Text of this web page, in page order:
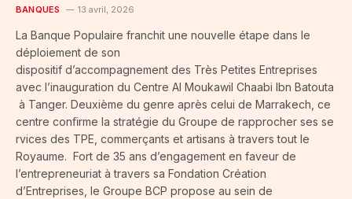
BANQUES 13 avril, 2026
La Banque Populaire franchit une nouvelle étape dans le
déploiement de son
dispositif d’accompagnement des Très Petites Entreprises
avec l’inauguration du Centre Al Moukawil Chaabi Ibn Batouta
à Tanger. Deuxième du genre après celui de Marrakech, ce
centre conﬁrme la stratégie du Groupe de rapprocher ses se
rvices des TPE, commerçants et artisans à travers tout le
Royaume. Fort de 35 ans d’engagement en faveur de
l’entrepreneuriat à travers sa Fondation Création
d’Entreprises, le Groupe BCP propose au sein de